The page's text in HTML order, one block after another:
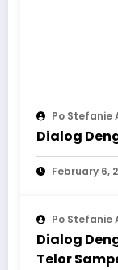
Po Stefanie
Dialog
February 6,
Po Stefanie
Dialog
Telor